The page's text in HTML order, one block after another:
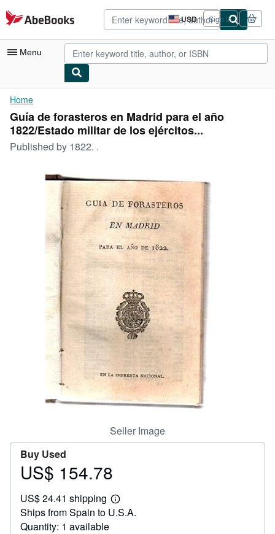
Skip to main content
AbeBooks.com USD
Site
shopping
preferences
Sign in
Menu
My Account
My Purchases
Advanced Search
Rare Books
Art & Collectibles
Start Selling
CLOSE
Home
Guía de forasteros en Madrid para el año
1822/Estado militar de los ejércitos...
Published by 1822. .
Seller Image
Buy Used
Price
154.78
US$ 154.78
US$ 24.41 shipping
Learn
more
Ships from Spain to U.S.A.
Quantity: 1 available